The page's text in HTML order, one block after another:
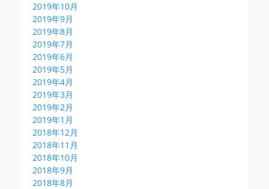
2019年10月
2019年9月
2019年8月
2019年7月
2019年6月
2019年5月
2019年4月
2019年3月
2019年2月
2019年1月
2018年12月
2018年11月
2018年10月
2018年9月
2018年8月